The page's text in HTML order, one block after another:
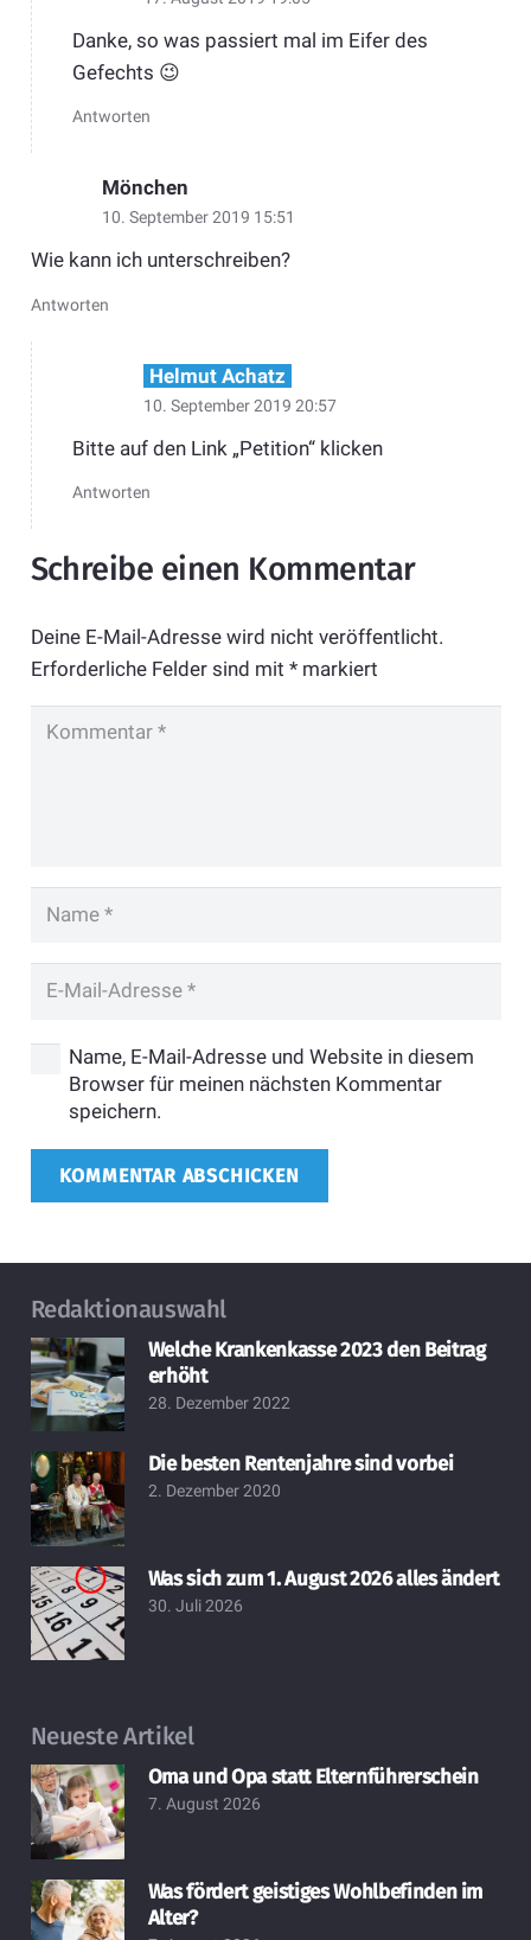
Danke, so was passiert mal im Eifer des
Gefechts 😉
Antworten
Mönchen
10. September 2019 15:51
Wie kann ich unterschreiben?
Antworten
Helmut Achatz
10. September 2019 20:57
Bitte auf den Link „Petition“ klicken
Antworten
Schreibe einen Kommentar
Deine E-Mail-Adresse wird nicht veröffentlicht.
Erforderliche Felder sind mit *markiert
Name, E-Mail-Adresse und Website in diesem
Browser für meinen nächsten Kommentar
speichern.
KOMMENTAR ABSCHICKEN
Redaktionauswahl
Welche Krankenkasse 2023 den Beitrag
erhöht
28. Dezember 2022
Die besten Rentenjahre sind vorbei
2. Dezember 2020
Was sich zum 1. August 2026 alles ändert
30. Juli 2026
Neueste Artikel
Oma und Opa statt Elternführerschein
7. August 2026
Was fördert geistiges Wohlbefinden im
Alter?